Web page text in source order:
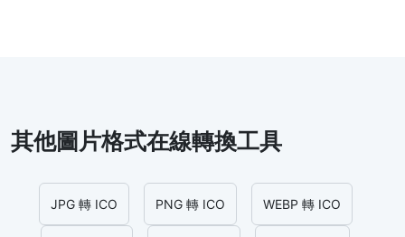
其他圖片格式在線轉換工具
JPG 轉 ICO PNG 轉 ICO WEBP 轉 ICO